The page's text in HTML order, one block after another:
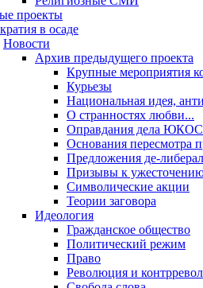
проекты
в осаде
Новости
Архив предыдущего проекта
Крупные мероприятия
Курьезы
Национальная идея,
О странностях любви...
Оправдания дела
Основания пересмотра
Предложения де-
Призывы к ужесточению
Символические акции
Теории заговора
Идеология
Гражданское общество
Политический режим
Право
Революция и